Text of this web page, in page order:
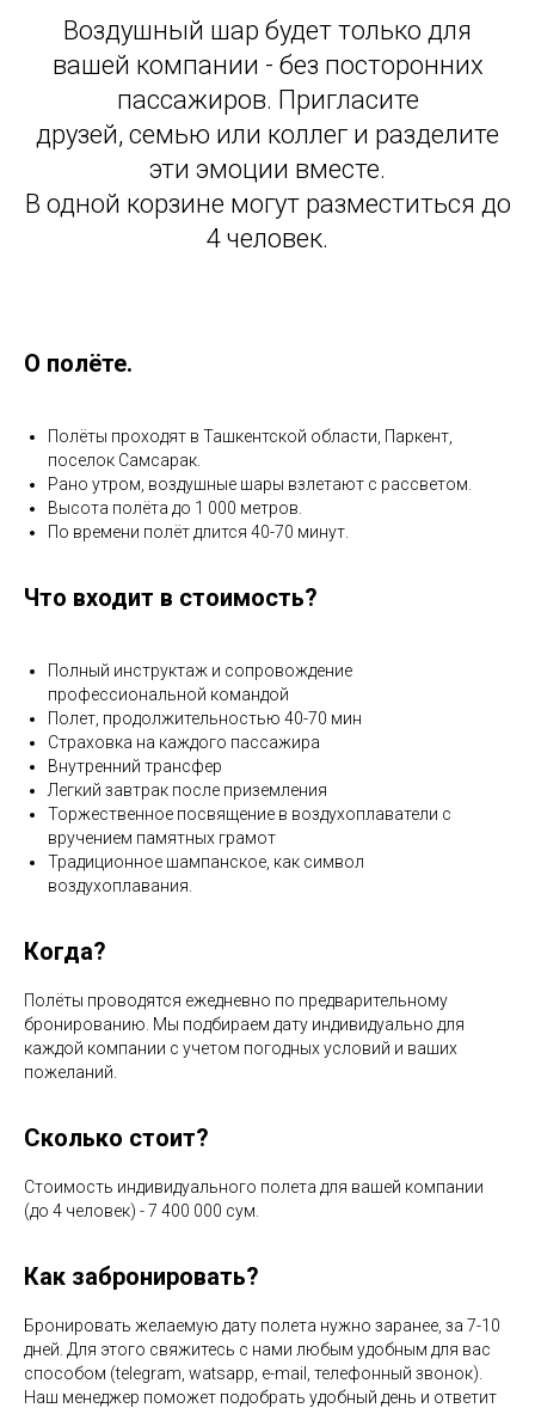
Воздушный шар будет только для
вашей компании - без посторонних
пассажиров. Пригласите
друзей, семью или коллег и разделите
эти эмоции вместе.
В одной корзине могут разместиться до
4 человек.
О полёте.
Полёты проходят в Ташкентской области, Паркент,
поселок Самсарак.
Рано утром, воздушные шары взлетают с рассветом.
Высота полёта до 1 000 метров.
По времени полёт длится 40-70 минут.
Что входит в стоимость?
Полный инструктаж и сопровождение
профессиональной командой
Полет, продолжительностью 40-70 мин
Страховка на каждого пассажира
Внутренний трансфер
Легкий завтрак после приземления
Торжественное посвящение в воздухоплаватели с
вручением памятных грамот
Традиционное шампанское, как символ
воздухоплавания.
Когда?
Полёты проводятся ежедневно по предварительному
бронированию. Мы подбираем дату индивидуально для
каждой компании с учетом погодных условий и ваших
пожеланий.
Сколько стоит?
Стоимость индивидуального полета для вашей компании
(до 4 человек) - 7 400 000 сум.
Как забронировать?
Бронировать желаемую дату полета нужно заранее, за 7-10
дней. Для этого свяжитесь с нами любым удобным для вас
способом (telegram, watsapp, e-mail, телефонный звонок).
Наш менеджер поможет подобрать удобный день и ответит